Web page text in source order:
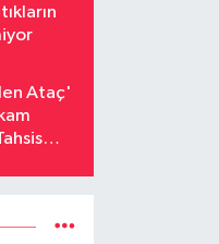
Ataç'